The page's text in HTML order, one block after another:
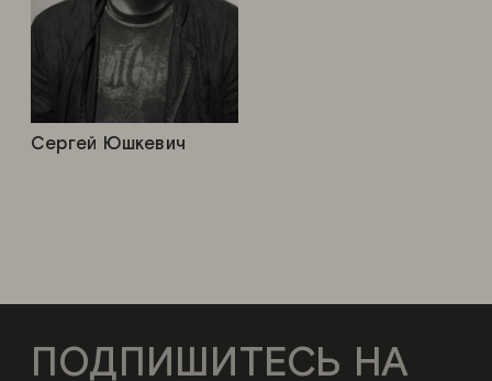
Сергей Юшкевич
ПОДПИШИТЕСЬ НА